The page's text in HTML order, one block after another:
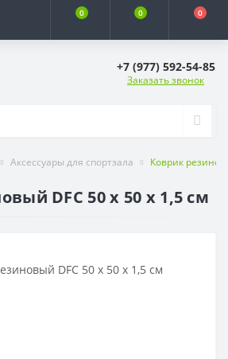
0 0 0
+7 (977) 592-54-85
Заказать звонок
Аксессуары для спортзала Коврик
DFC 50 x 50 x 1,5 см